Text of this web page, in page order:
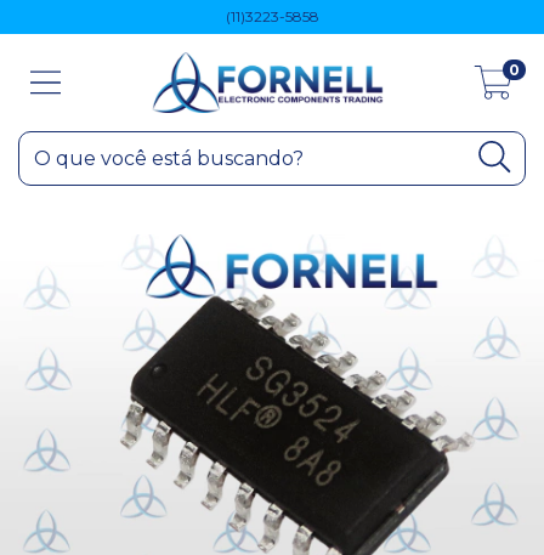
(11)3223-5858
0